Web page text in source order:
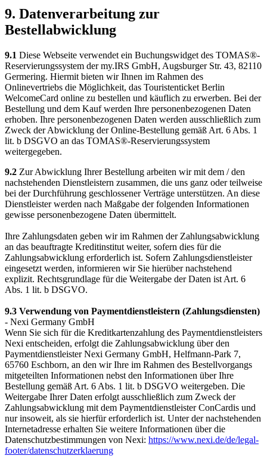
9. Datenverarbeitung zur
Bestellabwicklung
9.1 Diese Webseite verwendet ein Buchungswidget des TOMAS®-
Reservierungssystem der my.IRS GmbH, Augsburger Str. 43, 82110
Germering. Hiermit bieten wir Ihnen im Rahmen des
Onlinevertriebs die Möglichkeit, das Touristenticket Berlin
WelcomeCard online zu bestellen und käuflich zu erwerben. Bei der
Bestellung und dem Kauf werden Ihre personenbezogenen Daten
erhoben. Ihre personenbezogenen Daten werden ausschließlich zum
Zweck der Abwicklung der Online-Bestellung gemäß Art. 6 Abs. 1
lit. b DSGVO an das TOMAS®-Reservierungssystem
weitergegeben.
9.2 Zur Abwicklung Ihrer Bestellung arbeiten wir mit dem / den
nachstehenden Dienstleistern zusammen, die uns ganz oder teilweise
bei der Durchführung geschlossener Verträge unterstützen. An diese
Dienstleister werden nach Maßgabe der folgenden Informationen
gewisse personenbezogene Daten übermittelt.
Ihre Zahlungsdaten geben wir im Rahmen der Zahlungsabwicklung
an das beauftragte Kreditinstitut weiter, sofern dies für die
Zahlungsabwicklung erforderlich ist. Sofern Zahlungsdienstleister
eingesetzt werden, informieren wir Sie hierüber nachstehend
explizit. Rechtsgrundlage für die Weitergabe der Daten ist Art. 6
Abs. 1 lit. b DSGVO.
9.3 Verwendung von Paymentdienstleistern (Zahlungsdiensten)
- Nexi Germany GmbH
Wenn Sie sich für die Kreditkartenzahlung des Paymentdienstleisters
Nexi entscheiden, erfolgt die Zahlungsabwicklung über den
Paymentdienstleister Nexi Germany GmbH, Helfmann-Park 7,
65760 Eschborn, an den wir Ihre im Rahmen des Bestellvorgangs
mitgeteilten Informationen nebst den Informationen über Ihre
Bestellung gemäß Art. 6 Abs. 1 lit. b DSGVO weitergeben. Die
Weitergabe Ihrer Daten erfolgt ausschließlich zum Zweck der
Zahlungsabwicklung mit dem Paymentdienstleister ConCardis und
nur insoweit, als sie hierfür erforderlich ist. Unter der nachstehenden
Internetadresse erhalten Sie weitere Informationen über die
Datenschutzbestimmungen von Nexi: https://www.nexi.de/de/legal-
footer/datenschutzerklaerung